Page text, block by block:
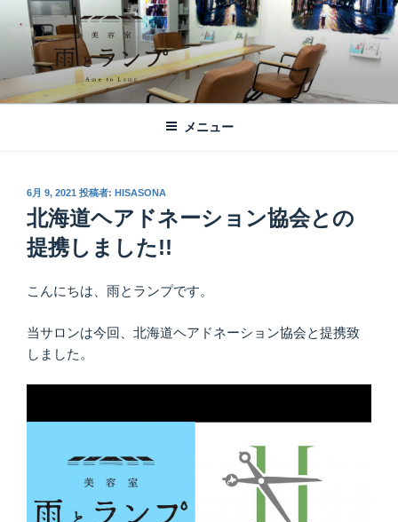
ツ
美容室 雨とランプ – AME TO LAMP -
｜札幌琴似の美容室
札幌市西区琴似の【美容室 雨とランプ】のHPです。「本」と「髪質改
メニュー
投
稿
日:
6月 9, 2021 投稿者: HISASONA
北海道ヘアドネーション協会との
提携しました!!
こんにちは、雨とランプです。
当サロンは今回、北海道ヘアドネーション協会と提携致
しました。